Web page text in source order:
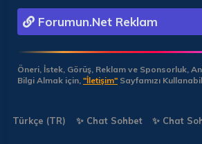
Forumun.Net Reklam
Öneri, İstek, Görüş, Reklam ve Sponsorluk,
Bilgi Almak için, "İletişim" Sayfamızı
Türkçe (TR) ✨ Chat Sohbet ✨ Chat